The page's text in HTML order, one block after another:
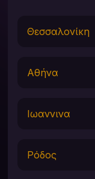
Θεσσαλονίκη
Αθήνα
Ιωαννινα
Ρόδος